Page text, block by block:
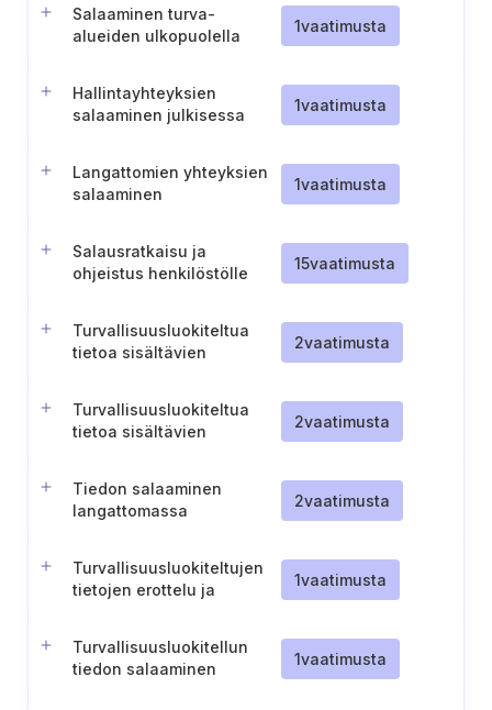
Salaaminen turva-
alueiden ulkopuolella
1vaatimusta
Hallintayhteyksien
salaaminen julkisessa
1vaatimusta
Langattomien yhteyksien
salaaminen
1vaatimusta
Salausratkaisu ja
ohjeistus henkilöstölle
15vaatimusta
Turvallisuusluokiteltua
tietoa sisältävien
2vaatimusta
Turvallisuusluokiteltua
tietoa sisältävien
2vaatimusta
Tiedon salaaminen
langattomassa
2vaatimusta
Turvallisuusluokiteltujen
tietojen erottelu ja
1vaatimusta
Turvallisuusluokitellun
tiedon salaaminen
1vaatimusta